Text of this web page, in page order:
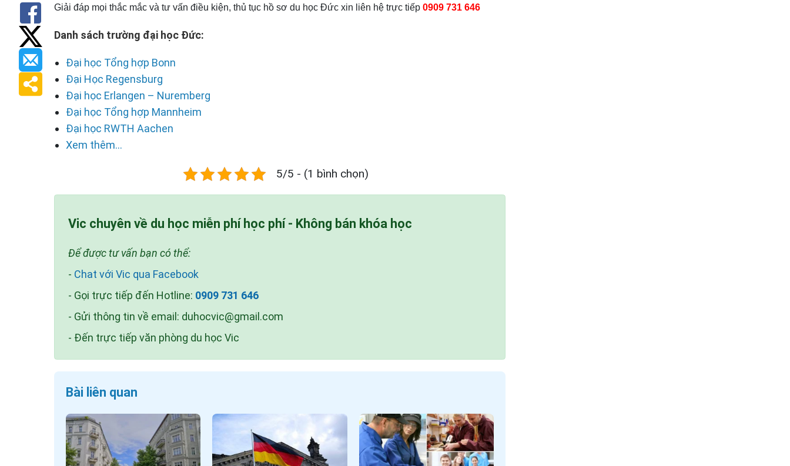
Giải đáp mọi thắc mắc và tư vấn điều kiện, thủ tục hồ sơ du học Đức xin liên hệ trực tiếp 0909 731 646
Danh sách trường đại học Đức:
Đại học Tổng hợp Bonn
Đại Học Regensburg
Đại học Erlangen – Nuremberg
Đại học Tổng hợp Mannheim
Đại học RWTH Aachen
Xem thêm...
5/5 - (1 bình chọn)
Vic chuyên về du học miễn phí học phí - Không bán khóa học
Để được tư vấn bạn có thể:
- Chat với Vic qua Facebook
- Gọi trực tiếp đến Hotline: 0909 731 646
- Gửi thông tin về email: duhocvic@gmail.com
- Đến trực tiếp văn phòng du học Vic
Bài liên quan